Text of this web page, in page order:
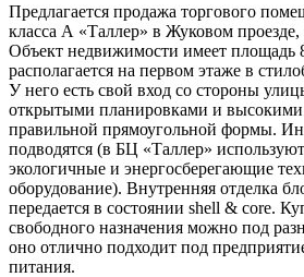
Предлагается продажа торгового
класса А «Таллер» в Жуковом
Объект недвижимости имеет площадь
располагается на первом этаже в
У него есть свой вход со стороны
открытыми планировками и
правильной прямоугольной формы.
подводятся (в БЦ «Таллер»
экологичные и энергосберегающие
оборудование). Внутренняя отделка
передается в состоянии shell & core.
свободного назначения можно под
оно отлично подходит под
питания.